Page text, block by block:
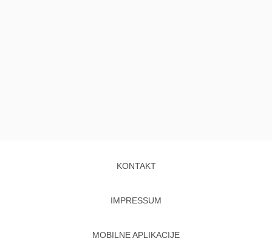
KONTAKT
IMPRESSUM
MOBILNE APLIKACIJE